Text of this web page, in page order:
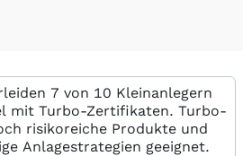
7 von 10 Kleinanlegern
mit Turbo-Zertifikaten. Turbo-
risikoreiche Produkte und
Anlagestrategien geeignet.